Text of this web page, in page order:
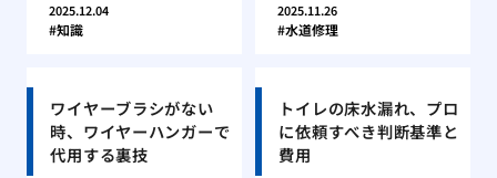
2025.12.04
知識
2025.11.26
水道修理
ワイヤーブラシがない
時、ワイヤーハンガーで
代用する裏技
トイレの床水漏れ、プロ
に依頼すべき判断基準と
費用